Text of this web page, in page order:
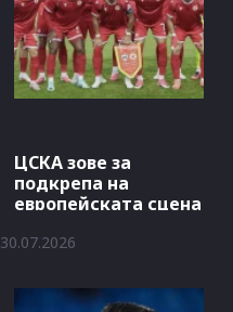
ЦСКА зове за
подкрепа на
европейската сцена
30.07.2026